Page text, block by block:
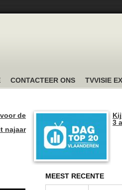
CONTACTEER ONS TVVISIE
de
najaar
3
MEEST RECENTE